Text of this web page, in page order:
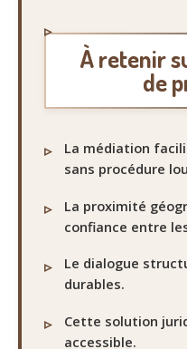
À retenir
de
La médiation
sans procédure
La proximité
confiance entre
Le dialogue
durables.
Cette solution
accessible.